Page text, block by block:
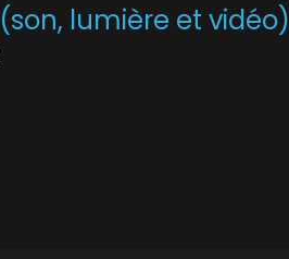
(son, lumière et vidéo)